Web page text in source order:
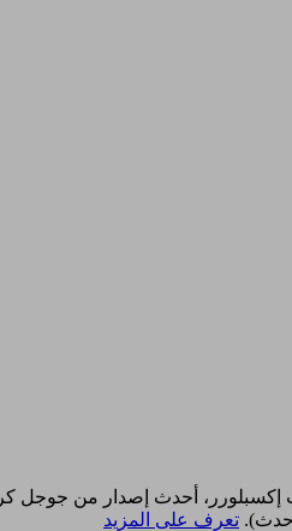
سفاري الإصدار 10.10 أو أعلى، أحدث إصدار من
تعرف على المزيد